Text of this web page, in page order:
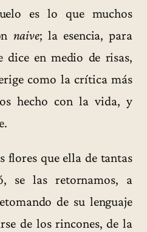
es lo que muchos
naive; la esencia, para
dice en medio de risas,
como la crítica más
hecho con la vida, y
flores que ella de tantas
se las retornamos, a
de su lenguaje
de los rincones, de la